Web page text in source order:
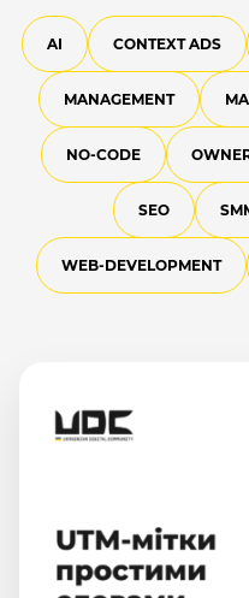
AI CONTEXT ADS
MANAGEMENT
NO-CODE
SEO
WEB-DEVELOPMENT